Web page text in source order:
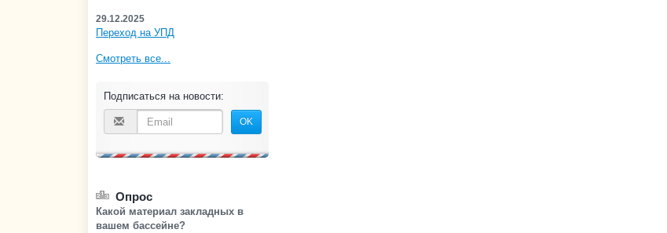
29.12.2025
Переход на УПД
Смотреть все...
Подписаться на новости:
OK
Опрос
Какой материал закладных в
вашем бассейне?